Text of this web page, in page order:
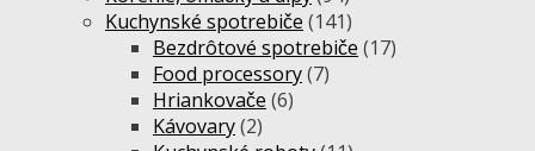
Kuchynské spotrebiče (141)
Bezdrôtové spotrebiče (17)
Food processory(7)
Hriankovače (6)
Kávovary(2)